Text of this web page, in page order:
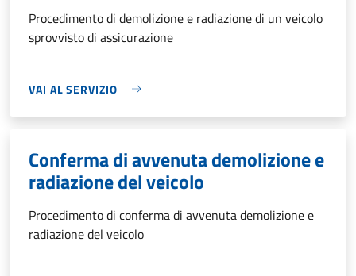
Procedimento di demolizione e radiazione di un veicolo
sprovvisto di assicurazione
VAI AL SERVIZIO
Conferma di avvenuta demolizione e
radiazione del veicolo
Procedimento di conferma di avvenuta demolizione e
radiazione del veicolo